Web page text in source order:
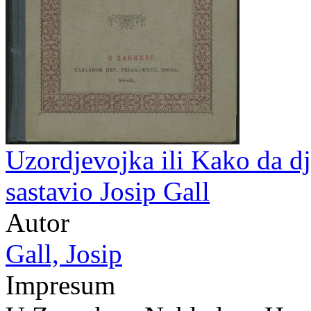
Uzordjevojka ili Kako da
sastavio Josip Gall
Autor
Gall, Josip
Impresum